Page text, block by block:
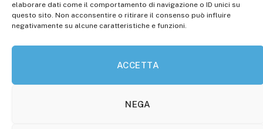
elaborare dati come il comportamento di navigazione o ID unici su
questo sito. Non acconsentire o ritirare il consenso può influire
negativamente su alcune caratteristiche e funzioni.
ACCETTA
NEGA
commerciale@molisetabloid.it
Disclaimer
Cookie Policy (UE)